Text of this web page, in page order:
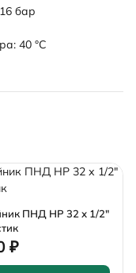
бар
40 °С
ПНД НР 32 х 1/2"
₽